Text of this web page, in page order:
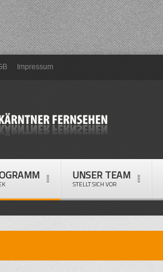
Impressum
UNSER TEAM
STELLT SICH VOR